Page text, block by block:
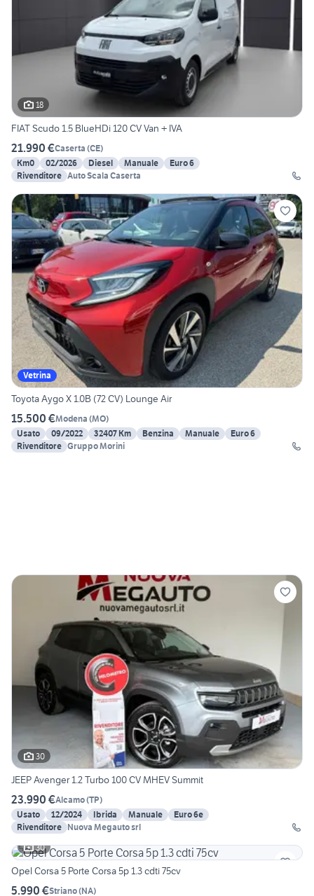
18
FIAT Scudo 1.5 BlueHDi 120 CV Van + IVA
21.990 €Caserta (CE)
Km0
02/2026 Diesel Manuale
Euro 6
Rivenditore Auto Scala Caserta
Vetrina
Toyota Aygo X 1.0B (72 CV) Lounge Air
15.500 €Modena (MO)
Usato
09/2022 32407 Km Benzina Manuale
Euro 6
Rivenditore Gruppo Morini
30
JEEP Avenger 1.2 Turbo 100 CV MHEV Summit
23.990 €Alcamo(TP)
Usato
12/2024 Ibrida Manuale
Euro 6e
Rivenditore Nuova Megauto srl
30
Opel Corsa 5 Porte Corsa 5p 1.3 cdti 75cv
5.990 €Striano(NA)